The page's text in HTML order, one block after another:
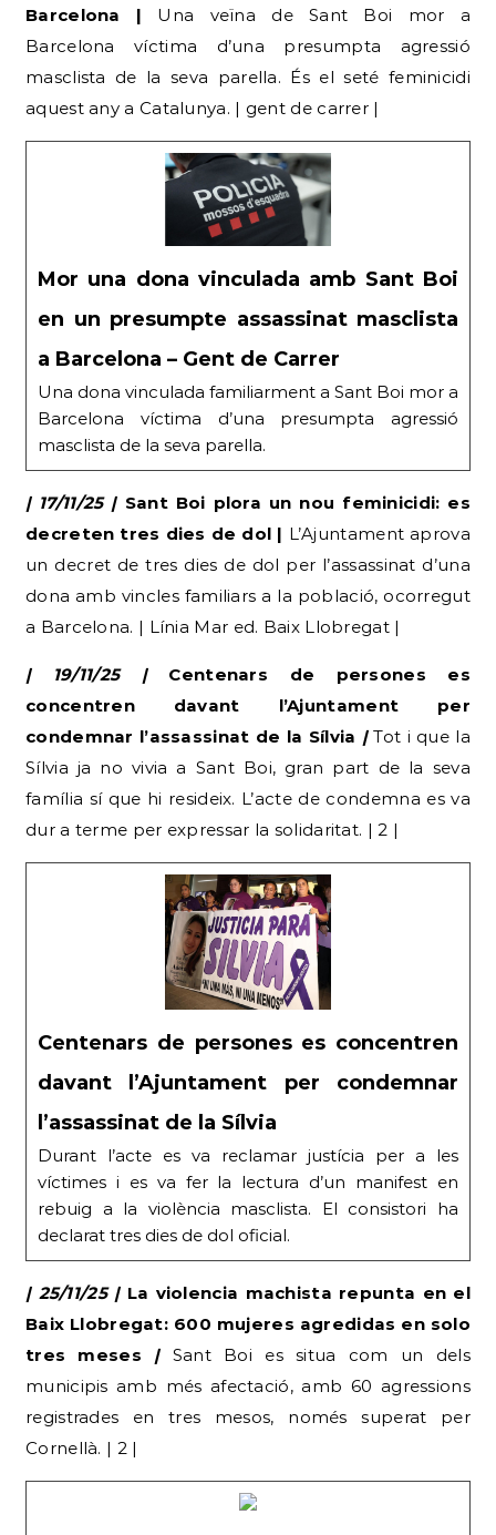
Barcelona | Una veïna de Sant Boi mor a
Barcelona víctima d’una presumpta agressió
masclista de la seva parella. És el seté feminicidi
aquest any a Catalunya. | gent de carrer |
Mor una dona vinculada amb Sant Boi
en un presumpte assassinat masclista
a Barcelona – Gent de Carrer
Una dona vinculada familiarment a Sant Boi mor a
Barcelona víctima d’una presumpta agressió
masclista de la seva parella.
| 17/11/25 |Sant Boi plora un nou feminicidi: es
decreten tres dies de dol | L’Ajuntament aprova
un decret de tres dies de dol per l’assassinat d’una
dona amb vincles familiars a la població, ocorregut
a Barcelona. | Línia Mar ed. Baix Llobregat |
| 19/11/25 | Centenars de persones es
concentren davant l’Ajuntament per
condemnar l’assassinat de la Sílvia |Tot i que la
Sílvia ja no vivia a Sant Boi, gran part de la seva
família sí que hi resideix. L’acte de condemna es va
dur a terme per expressar la solidaritat. | 2 |
Centenars de persones es concentren
davant l’Ajuntament per condemnar
l’assassinat de la Sílvia
Durant l’acte es va reclamar justícia per a les
víctimes i es va fer la lectura d’un manifest en
rebuig a la violència masclista. El consistori ha
declarat tres dies de dol oficial.
| 25/11/25 | La violencia machista repunta en el
Baix Llobregat: 600 mujeres agredidas en solo
tres meses | Sant Boi es situa com un dels
municipis amb més afectació, amb 60 agressions
registrades en tres mesos, només superat per
Cornellà. | 2 |